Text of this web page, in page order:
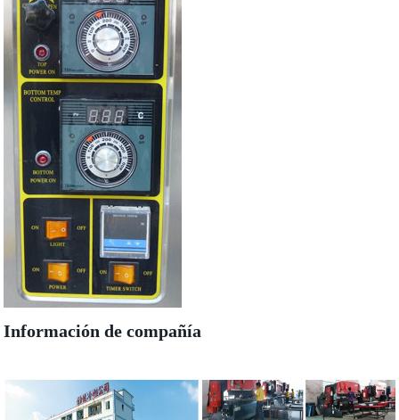
Información de compañía